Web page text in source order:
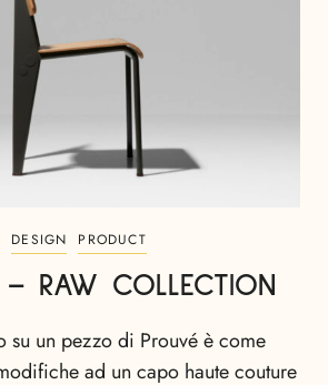
DESIGN PRODUCT
– RAW COLLECTION
su un pezzo di Prouvé è come
ad un capo haute couture